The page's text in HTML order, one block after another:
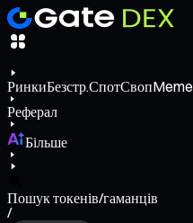
РинкиБезстр.СпотСвопMeme
Реферал
Більше
Пошук токенів/гаманців
/